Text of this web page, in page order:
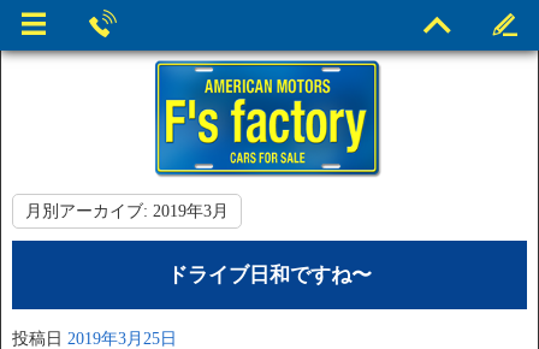
月別アーカイブ: 2019年3月
ドライブ日和ですね〜
投稿日 2019年3月25日